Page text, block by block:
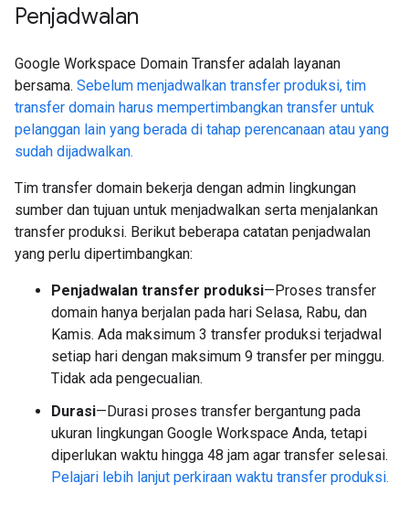
Penjadwalan
Google Workspace Domain Transfer adalah layanan
bersama. Sebelum menjadwalkan transfer produksi, tim
transfer domain harus mempertimbangkan transfer untuk
pelanggan lain yang berada di tahap perencanaan atau yang
sudah dijadwalkan.
Tim transfer domain bekerja dengan admin lingkungan
sumber dan tujuan untuk menjadwalkan serta menjalankan
transfer produksi. Berikut beberapa catatan penjadwalan
yang perlu dipertimbangkan:
Penjadwalan transfer produksi—Proses transfer
domain hanya berjalan pada hari Selasa, Rabu, dan
Kamis. Ada maksimum 3 transfer produksi terjadwal
setiap hari dengan maksimum 9 transfer per minggu.
Tidak ada pengecualian.
Durasi—Durasi proses transfer bergantung pada
ukuran lingkungan Google Workspace Anda, tetapi
diperlukan waktu hingga 48 jam agar transfer selesai.
Pelajari lebih lanjut perkiraan waktu transfer produksi.